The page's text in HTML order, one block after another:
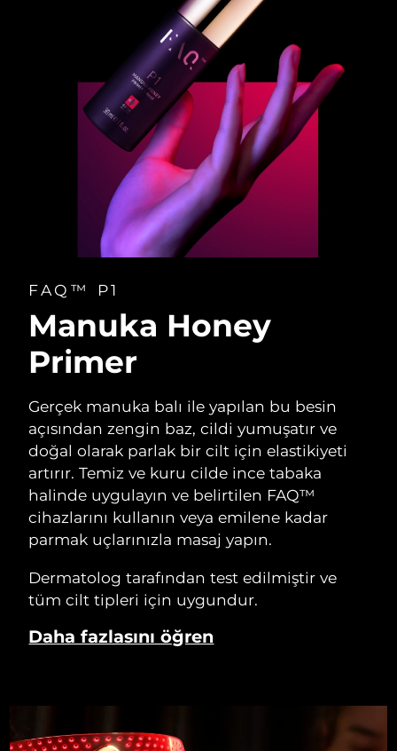
FAQ™ P1
Manuka Honey
Primer
Gerçek manuka balı ile yapılan bu besin
açısından zengin baz, cildi yumuşatır ve
doğal olarak parlak bir cilt için elastikiyeti
artırır. Temiz ve kuru cilde ince tabaka
halinde uygulayın ve belirtilen FAQ™
cihazlarını kullanın veya emilene kadar
parmak uçlarınızla masaj yapın.
Dermatolog tarafından test edilmiştir ve
tüm cilt tipleri için uygundur.
Daha fazlasını öğren